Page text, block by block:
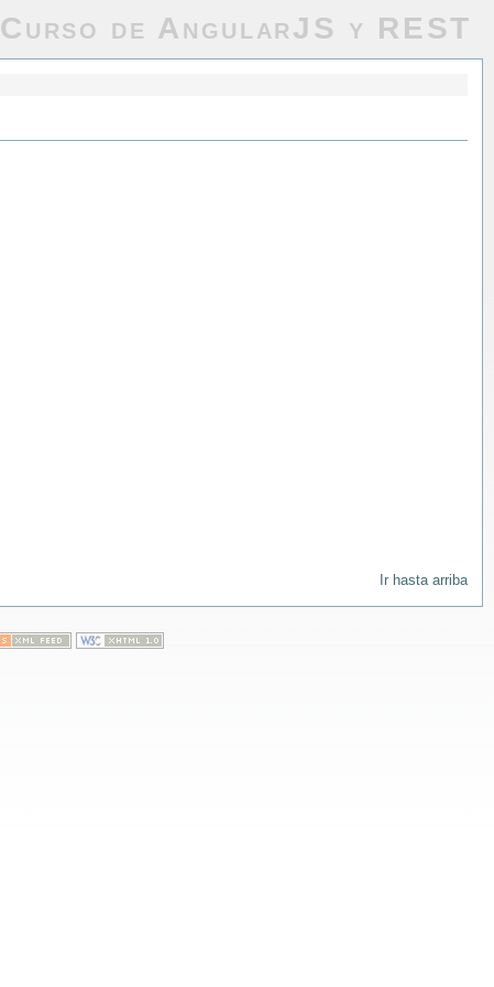
Curso de AngularJS y REST
Ir hasta arriba